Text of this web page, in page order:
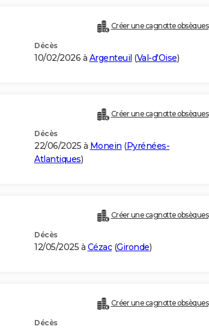
Créer une cagnotte obsèques
Décès
10/02/2026 à Argenteuil (Val-d'Oise)
Créer une cagnotte obsèques
Décès
22/06/2025 à Monein (Pyrénées-
Atlantiques)
Créer une cagnotte obsèques
Décès
12/05/2025 à Cézac(Gironde)
Créer une cagnotte obsèques
Décès